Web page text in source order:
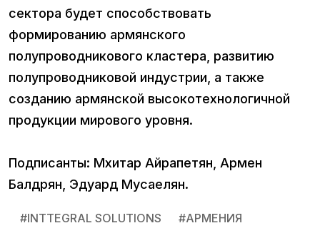
сектора будет способствовать
формированию армянского
полупроводникового кластера, развитию
полупроводниковой индустрии, а также
созданию армянской высокотехнологичной
продукции мирового уровня.
Подписанты: Мхитар Айрапетян, Армен
Балдрян, Эдуард Мусаелян.
#INTTEGRAL SOLUTIONS #АРМЕНИЯ